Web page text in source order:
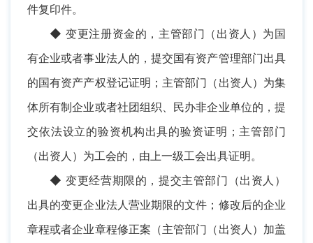
件复印件。
◆ 变更注册资金的，主管部门（出资人）为国
有企业或者事业法人的，提交国有资产管理部门出具
的国有资产产权登记证明；主管部门（出资人）为集
体所有制企业或者社团组织、民办非企业单位的，提
交依法设立的验资机构出具的验资证明；主管部门
（出资人）为工会的，由上一级工会出具证明。
◆ 变更经营期限的，提交主管部门（出资人）
出具的变更企业法人营业期限的文件；修改后的企业
章程或者企业章程修正案（主管部门（出资人）加盖